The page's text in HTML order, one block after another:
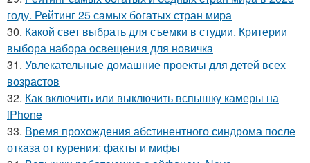
году. Рейтинг 25 самых богатых стран мира
30. Какой свет выбрать для съемки в студии. Критерии
выбора набора освещения для новичка
31. Увлекательные домашние проекты для детей всех
возрастов
32. Как включить или выключить вспышку камеры на
iPhone
33. Время прохождения абстинентного синдрома после
отказа от курения: факты и мифы